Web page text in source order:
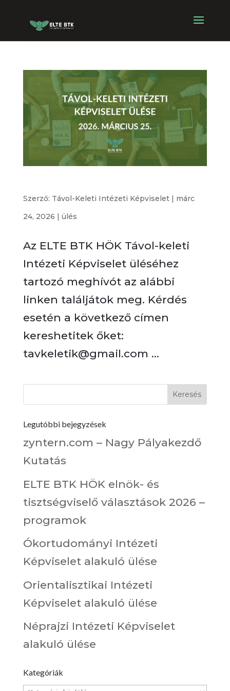
Szerző: Távol-Keleti Intézeti Képviselet| márc
24, 2026
ülés
Az ELTE BTK HÖK Távol-keleti
Intézeti Képviselet üléséhez
tartozó meghívót az alábbi
linken találjátok meg. Kérdés
esetén a következő címen
kereshetitek őket:
tavkeletik@gmail.com ...
Legutóbbi bejegyzések
zyntern.com – Nagy Pályakezdő
Kutatás
ELTE BTK HÖK elnök- és
tisztségviselő választások 2026 –
programok
Ókortudományi Intézeti
Képviselet alakuló ülése
Orientalisztikai Intézeti
Képviselet alakuló ülése
Néprajzi Intézeti Képviselet
alakuló ülése
Kategóriák